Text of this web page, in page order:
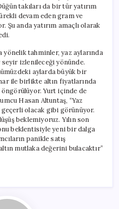
takıları da bir tür yatırım
devam eden gram ve
Şu anda yatırım amaçlı olarak
yönelik tahminler, yaz aylarında
seyir izlenileceği yönünde.
aylarda büyük bir
ile birlikte altın fiyatlarında
öngörülüyor. Yurt içinde de
Hasan Altuntaş, “Yaz
olacak gibi görünüyor.
beklemiyoruz. Yılın son
beklentisiyle yeni bir dalga
panikle satış
mutlaka değerini bulacaktır”